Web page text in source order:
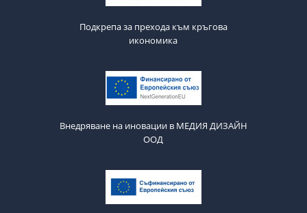
Подкрепа за прехода към кръгова
икономика
Внедряване на иновации в МЕДИЯ ДИЗАЙН
ООД